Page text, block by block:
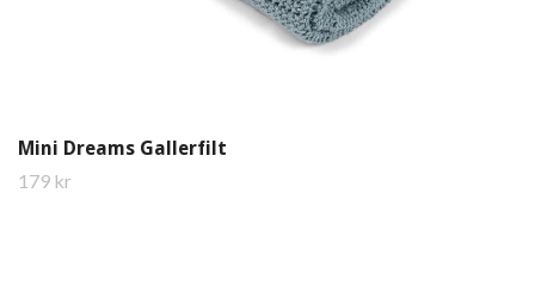
Mini Dreams Gallerfilt
179 kr